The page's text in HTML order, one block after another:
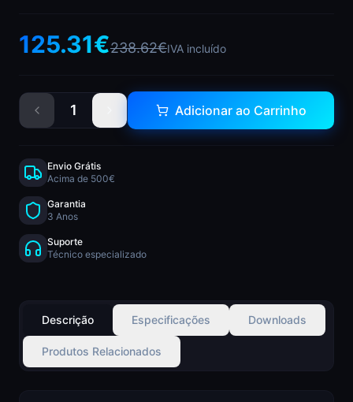
125.31€238.62€IVA incluído
1 Adicionar ao Carrinho
Envio Grátis
Acima de 500€
Garantia
3 Anos
Suporte
Técnico especializado
Descrição Especificações Downloads
Produtos Relacionados